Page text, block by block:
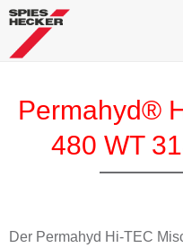
Permahyd®
480 WT
Der Permahyd Hi-TEC